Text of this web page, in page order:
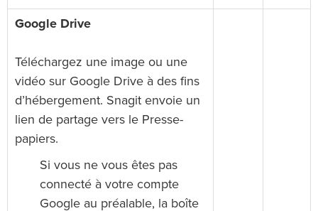
Google Drive
Téléchargez une image ou une
vidéo sur Google Drive à des fins
d’hébergement. Snagit envoie un
lien de partage vers le Presse-
papiers.
Si vous ne vous êtes pas
connecté à votre compte
Google au préalable, la boîte